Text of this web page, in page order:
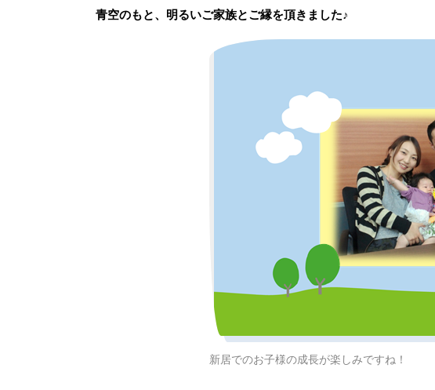
青空のもと、明るいご家族とご縁を頂きました♪
新居でのお子様の成長が楽しみですね！